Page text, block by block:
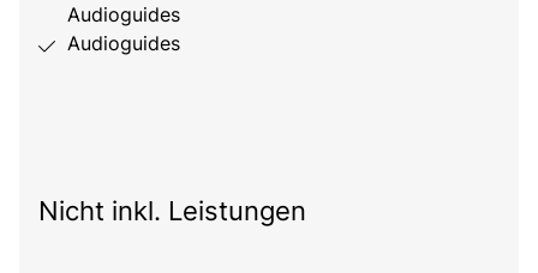
Audioguides
Audioguides
Nicht inkl. Leistungen